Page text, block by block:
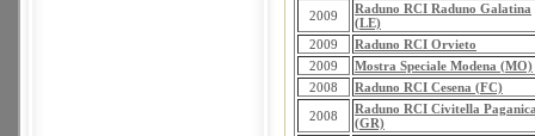
2009
Raduno RCI Raduno Galatina
(LE)
2009
Raduno RCI Orvieto
2009
Mostra Speciale Modena (MO)
2008
Raduno RCI Cesena (FC)
2008
Raduno RCI Civitella
(GR)